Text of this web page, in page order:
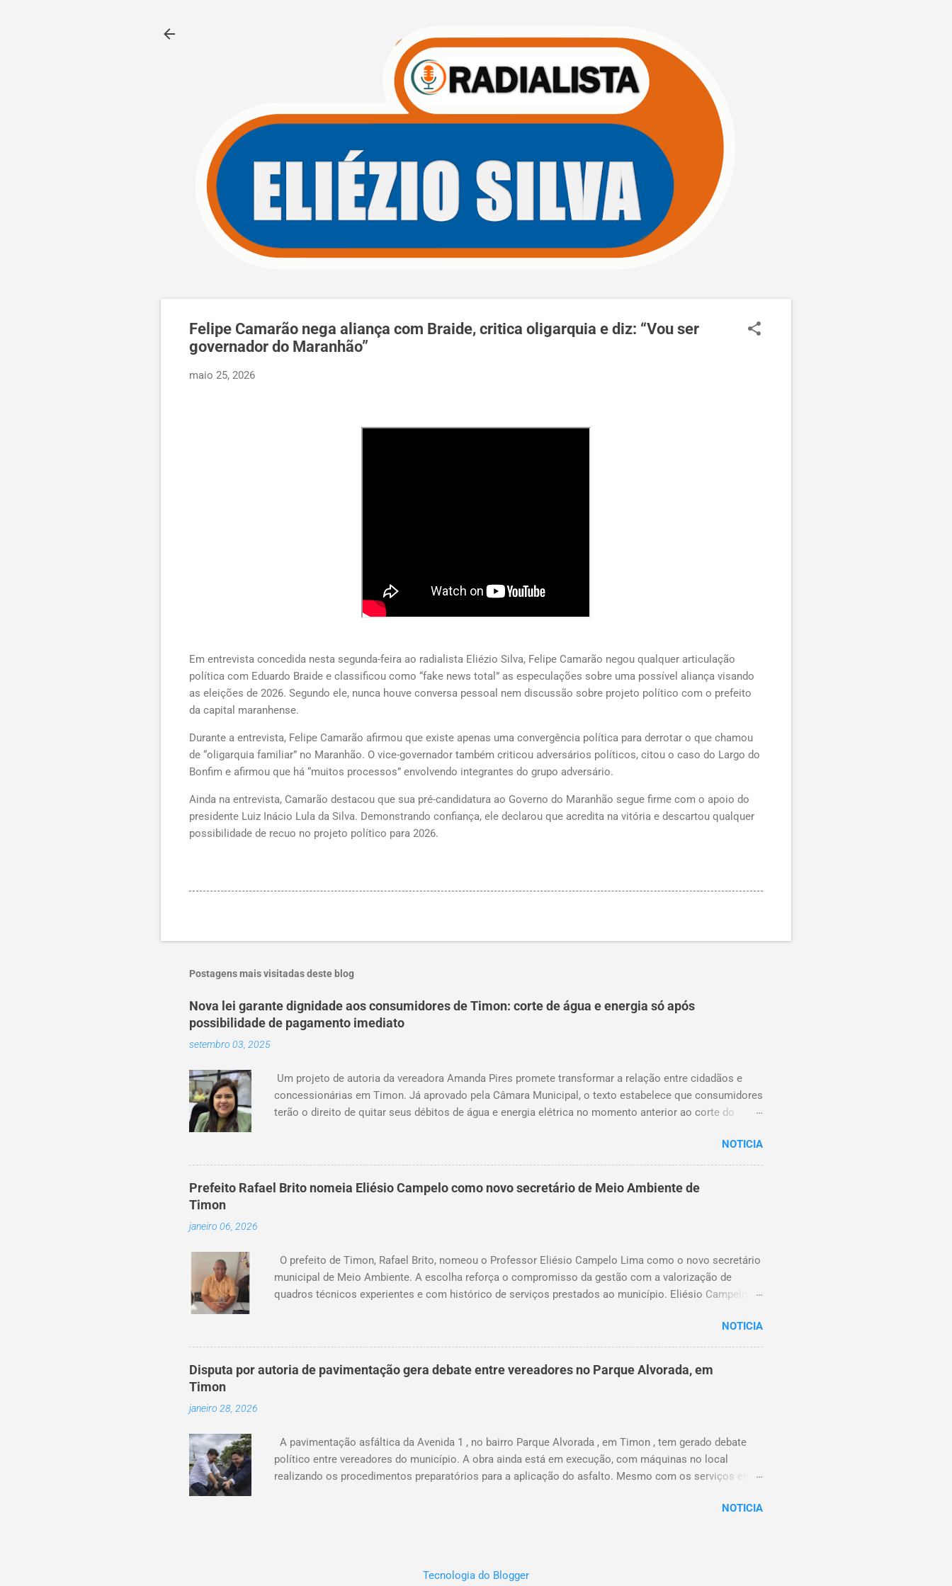
Felipe Camarão nega aliança com Braide, critica oligarquia e diz: “Vou ser
governador do Maranhão”
maio 25, 2026
Em entrevista concedida nesta segunda-feira ao radialista Eliézio Silva, Felipe Camarão negou qualquer articulação
política com Eduardo Braide e classificou como “fake news total” as especulações sobre uma possível aliança visando
as eleições de 2026. Segundo ele, nunca houve conversa pessoal nem discussão sobre projeto político com o prefeito
da capital maranhense.
Durante a entrevista, Felipe Camarão afirmou que existe apenas uma convergência política para derrotar o que chamou
de “oligarquia familiar” no Maranhão. O vice-governador também criticou adversários políticos, citou o caso do Largo do
Bonfim e afirmou que há “muitos processos” envolvendo integrantes do grupo adversário.
Ainda na entrevista, Camarão destacou que sua pré-candidatura ao Governo do Maranhão segue firme com o apoio do
presidente Luiz Inácio Lula da Silva. Demonstrando confiança, ele declarou que acredita na vitória e descartou qualquer
possibilidade de recuo no projeto político para 2026.
Postagens mais visitadas deste blog
Nova lei garante dignidade aos consumidores de Timon: corte de água e energia só após
possibilidade de pagamento imediato
setembro 03, 2025
Um projeto de autoria da vereadora Amanda Pires promete transformar a relação entre cidadãos e
concessionárias em Timon. Já aprovado pela Câmara Municipal, o texto estabelece que consumidores
terão o direito de quitar seus débitos de água e energia elétrica no momento anterior ao corte do
situações de atraso. A medida chega em um momento em que milhares de timonenses enfrentam
dificuldades financeiras e, muitas vezes, veem-se surpreendidos pelo corte abrupto do fornecimento. A
nova lei, agora aguardando a sanção do prefeito, representa um avanço significativo na proteção dos
usuários. “Os usuários dos serviços de água e luz ganharam uma nova ferramenta, possibilitando, no
NOTICIA
Prefeito Rafael Brito nomeia Eliésio Campelo como novo secretário de Meio Ambiente de
Timon
janeiro 06, 2026
O prefeito de Timon, Rafael Brito, nomeou o Professor Eliésio Campelo Lima como o novo secretário
municipal de Meio Ambiente. A escolha reforça o compromisso da gestão com a valorização de
quadros técnicos experientes e com histórico de serviços prestados ao município. Eliésio Campelo
longo de sua carreira, ocupou cargos estratégicos tanto no Maranhão quanto no Piauí, sempre com
atuação reconhecida pela capacidade administrativa e pelo diálogo institucional. Entre as funções
exercidas, destaca-se o período em que foi gestor da Unidade Regional de Educação (URE) de Timon,
quando esteve à frente da coordenação das políticas educacionais estaduais na região, contribuindo
NOTICIA
Disputa por autoria de pavimentação gera debate entre vereadores no Parque Alvorada, em
Timon
janeiro 28, 2026
A pavimentação asfáltica da Avenida 1 , no bairro Parque Alvorada , em Timon , tem gerado debate
político entre vereadores do município. A obra ainda está em execução, com máquinas no local
realizando os procedimentos preparatórios para a aplicação do asfalto. Mesmo com os serviços em
a autoria da solicitação da pavimentação da via. Ambos publicaram vídeos e postagens afirmando que
apresentados por ele em defesa dos moradores do Parque Alvorada. Já o vereador Thales Monteiro
NOTICIA
Tecnologia do Blogger